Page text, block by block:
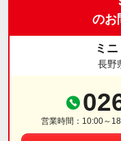
のお
ミ
長野
営業時間：10:00～